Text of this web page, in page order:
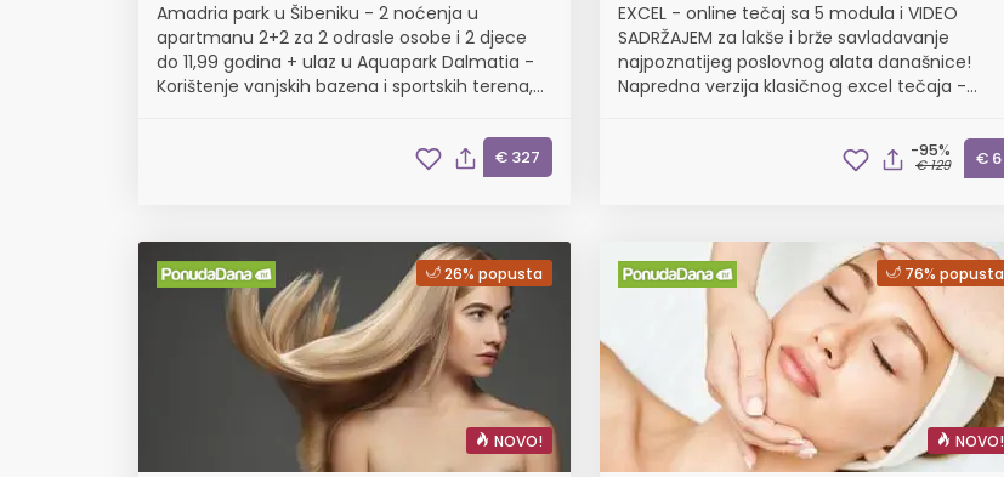
Amadria park u Šibeniku - 2 noćenja u
apartmanu 2+2 za 2 odrasle osobe i 2 djece
do 11,99 godina + ulaz u Aquapark Dalmatia -
Korištenje vanjskih bazena i sportskih terena,
€ 327
EXCEL - online tečaj sa 5 modula i VIDEO
SADRŽAJEM za lakše i brže savladavanje
najpoznatijeg poslovnog alata današnice!
Napredna verzija klasičnog excel tečaja -
glavne alate i funkcije, optimizirati podatke,
-95%
€ 129 € 6
26% popusta
NOVO!
76% popusta
NOVO!